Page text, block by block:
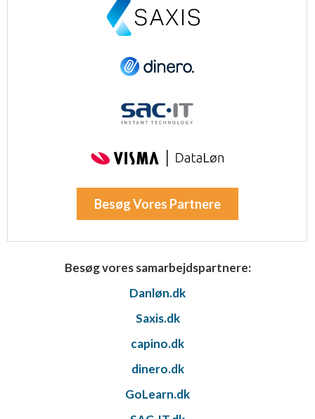
Besøg Vores Partnere
Besøg vores samarbejdspartnere:
Danløn.dk
Saxis.dk
capino.dk
dinero.dk
GoLearn.dk